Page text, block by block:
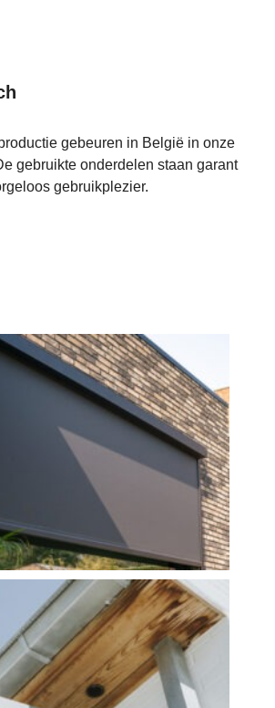
gebeuren in België in onze
gebruikte onderdelen staan garant
gebruikplezier.